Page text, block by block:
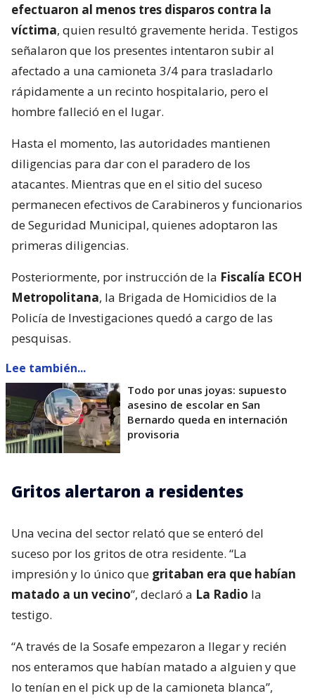
efectuaron al menos tres disparos contra la
víctima, quien resultó gravemente herida. Testigos
señalaron que los presentes intentaron subir al
afectado a una camioneta 3/4 para trasladarlo
rápidamente a un recinto hospitalario, pero el
hombre falleció en el lugar.
Hasta el momento, las autoridades mantienen
diligencias para dar con el paradero de los
atacantes. Mientras que en el sitio del suceso
permanecen efectivos de Carabineros y funcionarios
de Seguridad Municipal, quienes adoptaron las
primeras diligencias.
Posteriormente, por instrucción de la Fiscalía ECOH
Metropolitana, la Brigada de Homicidios de la
Policía de Investigaciones quedó a cargo de las
pesquisas.
Lee también...
Todo por unas joyas: supuesto
asesino de escolar en San
Bernardo queda en internación
provisoria
Gritos alertaron a residentes
Una vecina del sector relató que se enteró del
suceso por los gritos de otra residente. “La
impresión y lo único que gritaban era que habían
matado a un vecino”, declaró a La Radio la
testigo.
“A través de la Sosafe empezaron a llegar y recién
nos enteramos que habían matado a alguien y que
lo tenían en el pick up de la camioneta blanca”,